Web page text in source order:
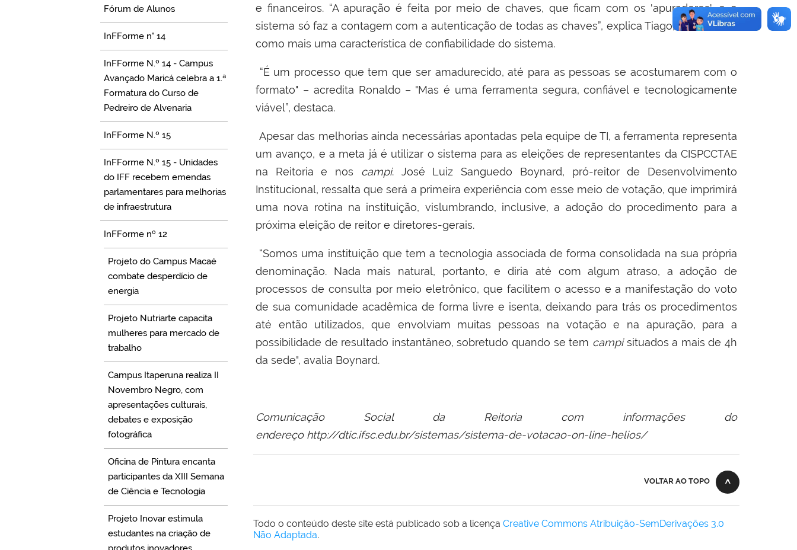
Fórum de Alunos
InFForme n° 14
InFForme N.º 14 - Campus
Avançado Maricá celebra a 1.ª
Formatura do Curso de
Pedreiro de Alvenaria
InFForme N.º 15
InFForme N.º 15 - Unidades
do IFF recebem emendas
parlamentares para melhorias
de infraestrutura
InFForme nº 12
Projeto do Campus Macaé
combate desperdício de
energia
Projeto Nutriarte capacita
mulheres para mercado de
trabalho
Campus Itaperuna realiza II
Novembro Negro, com
apresentações culturais,
debates e exposição
fotográfica
Oficina de Pintura encanta
participantes da XIII Semana
de Ciência e Tecnologia
Projeto Inovar estimula
estudantes na criação de
e financeiros. “A apuração é feita por meio de chaves, que ficam com os 'apuradores', e o
sistema só faz a contagem com a autenticação de todas as chaves”, explica Tiago, ressaltando
como mais uma característica de confiabilidade do sistema.
“É um processo que tem que ser amadurecido, até para as pessoas se acostumarem com o
formato" – acredita Ronaldo – "Mas é uma ferramenta segura, confiável e tecnologicamente
viável”, destaca.
Apesar das melhorias ainda necessárias apontadas pela equipe de TI, a ferramenta representa
um avanço, e a meta já é utilizar o sistema para as eleições de representantes da CISPCCTAE
na Reitoria e nos campi. José Luiz Sanguedo Boynard, pró-reitor de Desenvolvimento
Institucional, ressalta que será a primeira experiência com esse meio de votação, que imprimirá
uma nova rotina na instituição, vislumbrando, inclusive, a adoção do procedimento para a
próxima eleição de reitor e diretores-gerais.
“Somos uma instituição que tem a tecnologia associada de forma consolidada na sua própria
denominação. Nada mais natural, portanto, e diria até com algum atraso, a adoção de
processos de consulta por meio eletrônico, que facilitem o acesso e a manifestação do voto
de sua comunidade acadêmica de forma livre e isenta, deixando para trás os procedimentos
até então utilizados, que envolviam muitas pessoas na votação e na apuração, para a
possibilidade de resultado instantâneo, sobretudo quando se tem campisituados a mais de 4h
da sede", avalia Boynard.
Comunicação Social da Reitoria com informações do
endereço http://dtic.ifsc.edu.br/sistemas/sistema-de-votacao-on-line-helios/
VOLTAR AO TOPO
Todo o conteúdo deste site está publicado sob a licença Creative Commons Atribuição-SemDerivações 3.0
Não Adaptada.